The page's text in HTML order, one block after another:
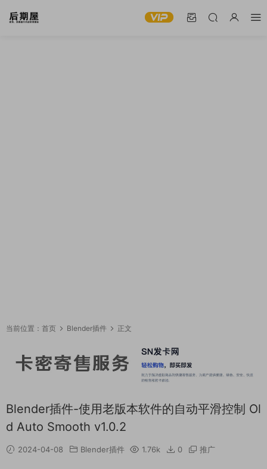
当前位置： 首页 Blender插件 正文
Blender插件-使用老版本软件的自动平滑控制 Ol
d Auto Smooth v1.0.2
2024-04-08 Blender插件 1.76k 0 推广